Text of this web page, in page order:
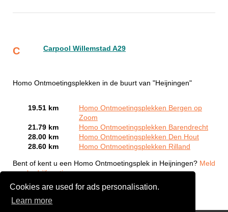
Cookies are used for ads personalisation.
Learn more
C Carpool Willemstad A29
Homo Ontmoetingsplekken in de buurt van "Heijningen"
19.51 km
Homo Ontmoetingsplekken Bergen op
Zoom
21.79 km
Homo Ontmoetingsplekken Barendrecht
28.00 km
Homo Ontmoetingsplekken Den Hout
28.60 km
Homo Ontmoetingsplekken Rilland
Bent of kent u een Homo Ontmoetingsplek in Heijningen? Meld
een bedrijf gratis aan